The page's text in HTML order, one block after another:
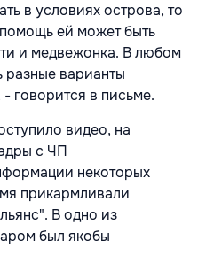
в условиях острова, то
помощь ей может быть
и медвежонка. В любом
разные варианты
говорится в письме.
видео, на
с ЧП
некоторых
прикармливали
В одно из
был якобы